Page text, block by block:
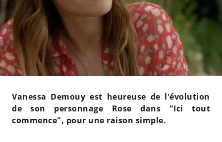
Vanessa Demouy est heureuse de l'évolution
de son personnage Rose dans "Ici tout
commence", pour une raison simple.